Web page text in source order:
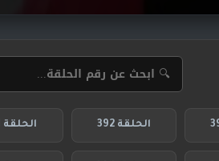
الحلقة 392 الحلقة 391